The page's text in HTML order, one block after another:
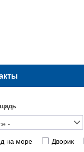
на море Дворик